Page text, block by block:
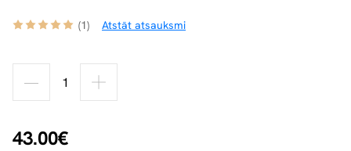
(1) Atstāt atsauksmi
43.00€